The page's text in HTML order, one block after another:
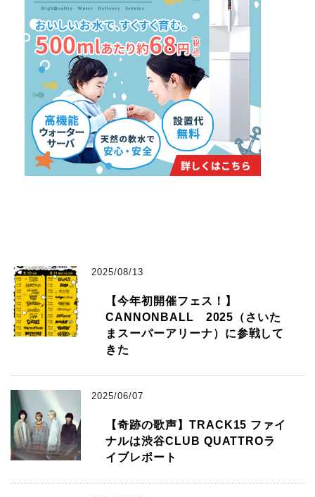
2025/08/13
【今年初開催フェス！】
CANNONBALL 2025（さいた
まスーパーアリーナ）に参戦して
きた
2025/06/07
【奇跡の歌声】TRACK15 ファイ
ナルは渋谷CLUB QUATTROラ
イブレポート